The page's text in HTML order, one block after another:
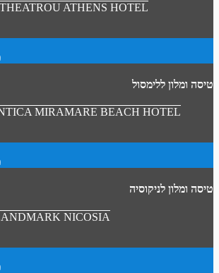
ATHENS HOTEL
טיסה ומלון ללימסול
MIRAMARE BEACH HOTEL
טיסה ומלון לניקוסיה
NICOSIA